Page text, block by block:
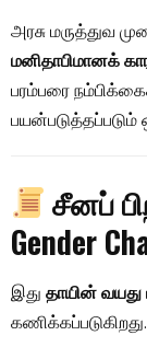
அரசு மருத்துவ
மனிதாபிமானக்
பரம்பரை
சீனப்
Gender
இதுதாயின் வயது
கணிக்கப்படுகிறது.